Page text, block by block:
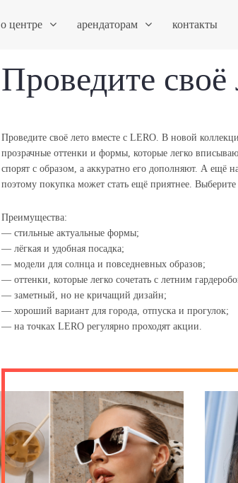
о центре арендаторам контакты
Проведите своё
Проведите своё лето вместе с LERO. В новой
прозрачные оттенки и формы, которые легко
спорят с образом, а аккуратно его дополняют. А ещё
поэтому покупка может стать ещё приятнее.
Преимущества:
— стильные актуальные формы;
— лёгкая и удобная посадка;
— модели для солнца и повседневных образов;
— оттенки, которые легко сочетать с летним
— заметный, но не кричащий дизайн;
— хороший вариант для города, отпуска и прогулок;
— на точках LERO регулярно проходят акции.